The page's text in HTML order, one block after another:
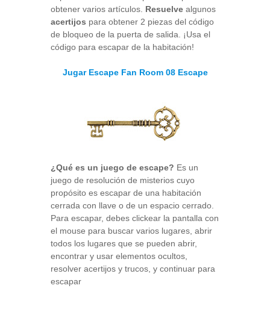
obtener varios artículos. Resuelve algunos
acertijos para obtener 2 piezas del código
de bloqueo de la puerta de salida. ¡Usa el
código para escapar de la habitación!
Jugar Escape Fan Room 08 Escape
¿Qué es un juego de escape? Es un
juego de resolución de misterios cuyo
propósito es escapar de una habitación
cerrada con llave o de un espacio cerrado.
Para escapar, debes clickear la pantalla con
el mouse para buscar varios lugares, abrir
todos los lugares que se pueden abrir,
encontrar y usar elementos ocultos,
resolver acertijos y trucos, y continuar para
escapar